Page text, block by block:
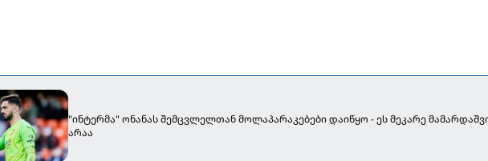
"ინტერმა" ონანას შემცვლელთან მოლაპარაკებები დაიწყო - ეს მეკარე
არაა